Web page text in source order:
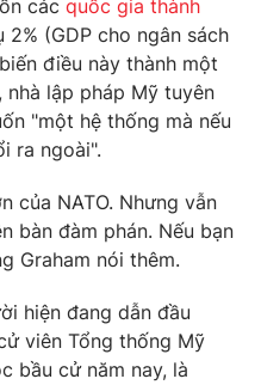
video
các quốc gia thành
(GDP cho ngân sách
điều này thành một
nhà lập pháp Mỹ tuyên
"một hệ thống mà nếu
ra ngoài".
của NATO. Nhưng vẫn
bàn đàm phán. Nếu bạn
Graham nói thêm.
hiện đang dẫn đầu
viên Tổng thống Mỹ
bầu cử năm nay, là